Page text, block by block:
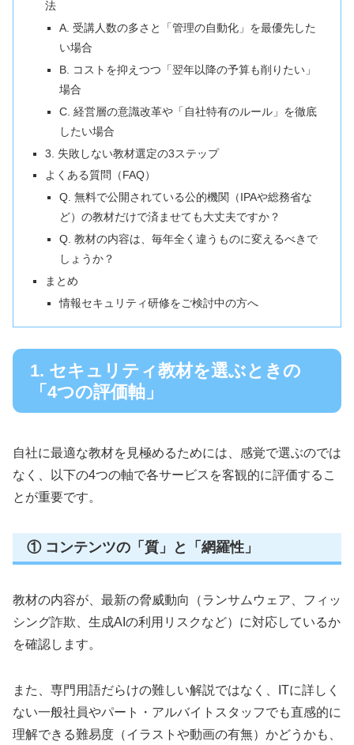
法
A. 受講人数の多さと「管理の自動化」を最優先した
い場合
B. コストを抑えつつ「翌年以降の予算も削りたい」
場合
C. 経営層の意識改革や「自社特有のルール」を徹底
したい場合
3. 失敗しない教材選定の3ステップ
よくある質問（FAQ）
Q. 無料で公開されている公的機関（IPAや総務省な
ど）の教材だけで済ませても大丈夫ですか？
Q. 教材の内容は、毎年全く違うものに変えるべきで
しょうか？
まとめ
情報セキュリティ研修をご検討中の方へ
1. セキュリティ教材を選ぶときの
「4つの評価軸」
自社に最適な教材を見極めるためには、感覚で選ぶのでは
なく、以下の4つの軸で各サービスを客観的に評価するこ
とが重要です。
① コンテンツの「質」と「網羅性」
教材の内容が、最新の脅威動向（ランサムウェア、フィッ
シング詐欺、生成AIの利用リスクなど）に対応しているか
を確認します。
また、専門用語だらけの難しい解説ではなく、ITに詳しく
ない一般社員やパート・アルバイトスタッフでも直感的に
理解できる難易度（イラストや動画の有無）かどうかも、